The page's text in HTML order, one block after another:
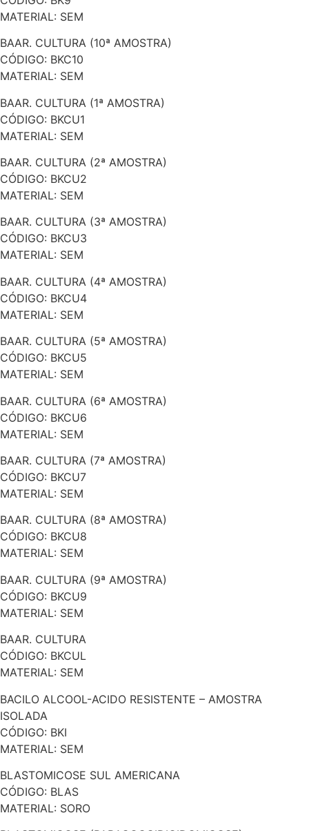
MATERIAL: SEM
BAAR. CULTURA (10ª AMOSTRA)
CÓDIGO: BKC10
MATERIAL: SEM
BAAR. CULTURA (1ª AMOSTRA)
CÓDIGO: BKCU1
MATERIAL: SEM
BAAR. CULTURA (2ª AMOSTRA)
CÓDIGO: BKCU2
MATERIAL: SEM
BAAR. CULTURA (3ª AMOSTRA)
CÓDIGO: BKCU3
MATERIAL: SEM
BAAR. CULTURA (4ª AMOSTRA)
CÓDIGO: BKCU4
MATERIAL: SEM
BAAR. CULTURA (5ª AMOSTRA)
CÓDIGO: BKCU5
MATERIAL: SEM
BAAR. CULTURA (6ª AMOSTRA)
CÓDIGO: BKCU6
MATERIAL: SEM
BAAR. CULTURA (7ª AMOSTRA)
CÓDIGO: BKCU7
MATERIAL: SEM
BAAR. CULTURA (8ª AMOSTRA)
CÓDIGO: BKCU8
MATERIAL: SEM
BAAR. CULTURA (9ª AMOSTRA)
CÓDIGO: BKCU9
MATERIAL: SEM
BAAR. CULTURA
CÓDIGO: BKCUL
MATERIAL: SEM
BACILO ALCOOL-ACIDO RESISTENTE – AMOSTRA
ISOLADA
CÓDIGO: BKI
MATERIAL: SEM
BLASTOMICOSE SUL AMERICANA
CÓDIGO: BLAS
MATERIAL: SORO